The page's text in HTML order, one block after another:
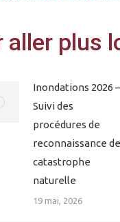
aller plus
Inondations 2026 –
Suivi des
procédures de
reconnaissance de
catastrophe
naturelle
19 mai, 2026